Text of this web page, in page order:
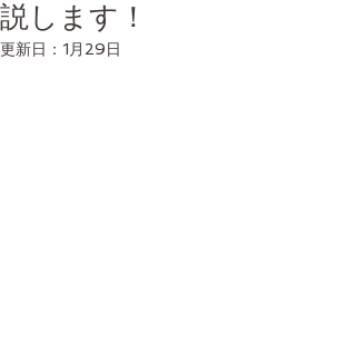
説します！
更新日： 1月29日